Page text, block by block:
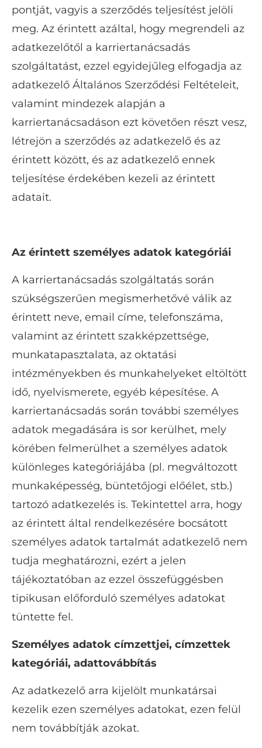
pontját, vagyis a szerződés teljesítést jelöli
meg. Az érintett azáltal, hogy megrendeli az
adatkezelőtől a karriertanácsadás
szolgáltatást, ezzel egyidejűleg elfogadja az
adatkezelő Általános Szerződési Feltételeit,
valamint mindezek alapján a
karriertanácsadáson ezt követően részt vesz,
létrejön a szerződés az adatkezelő és az
érintett között, és az adatkezelő ennek
teljesítése érdekében kezeli az érintett
adatait.
Az érintett személyes adatok kategóriái
A karriertanácsadás szolgáltatás során
szükségszerűen megismerhetővé válik az
érintett neve, email címe, telefonszáma,
valamint az érintett szakképzettsége,
munkatapasztalata, az oktatási
intézményekben és munkahelyeket eltöltött
idő, nyelvismerete, egyéb képesítése. A
karriertanácsadás során további személyes
adatok megadására is sor kerülhet, mely
körében felmerülhet a személyes adatok
különleges kategóriájába (pl. megváltozott
munkaképesség, büntetőjogi előélet, stb.)
tartozó adatkezelés is. Tekintettel arra, hogy
az érintett által rendelkezésére bocsátott
személyes adatok tartalmát adatkezelő nem
tudja meghatározni, ezért a jelen
tájékoztatóban az ezzel összefüggésben
tipikusan előforduló személyes adatokat
tüntette fel.
Személyes adatok címzettjei, címzettek
kategóriái, adattovábbítás
Az adatkezelő arra kijelölt munkatársai
kezelik ezen személyes adatokat, ezen felül
nem továbbítják azokat.